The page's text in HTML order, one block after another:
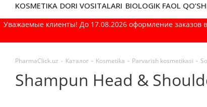
KOSMETIKA DORI VOSITALARI BIOLOGIK FAOL
Уважаемые клиенты! До 17.08.2026 оформление
PharmaClick.uz - Каталог - Kosmetika - Parvarish kosmetikasi -
Shampun Head &